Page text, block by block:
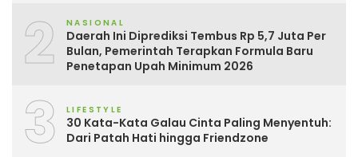
2 NASIONAL
Daerah Ini Diprediksi Tembus Rp 5,7 Juta Per
Bulan, Pemerintah Terapkan Formula Baru
Penetapan Upah Minimum 2026
3 LIFESTYLE
30 Kata-Kata Galau Cinta Paling Menyentuh:
Dari Patah Hati hingga Friendzone